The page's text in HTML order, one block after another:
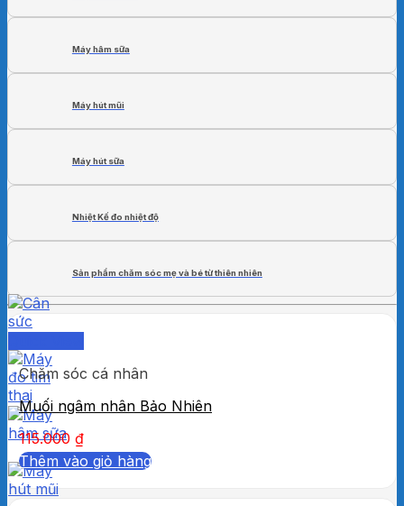
Máy hâm sữa
Máy hút mũi
Máy hút sữa
Nhiệt Kế đo nhiệt độ
Sản phẩm chăm sóc mẹ và bé từ thiên nhiên
Chăm sóc cá nhân
Muối ngâm nhân Bảo Nhiên
115.000 ₫
Thêm vào giỏ hàng